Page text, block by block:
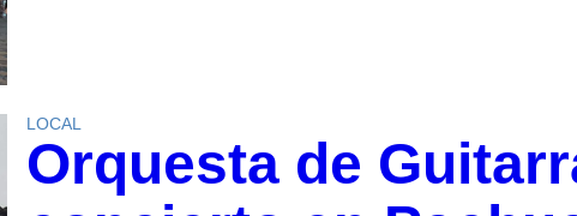
LOCAL
Orquesta de